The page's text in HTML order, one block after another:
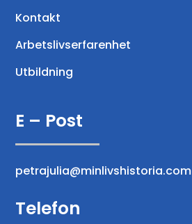
Kontakt
Arbetslivserfarenhet
Utbildning
E – Post
petrajulia@minlivshistoria.com
Telefon